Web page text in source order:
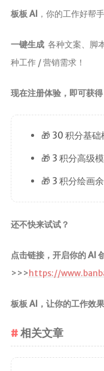
板板 AI ，你的工作好帮手
一键生成 各种文案、脚
种工作 / 营销需求！
现在注册体验，即可获得
🎁 30 积分基础
🎁 3 积分高级
🎁 3 积分绘画
还不快来试试？
点击链接，开启你的 AI
>>>https://
板板 AI，让你的工作效
相关文章